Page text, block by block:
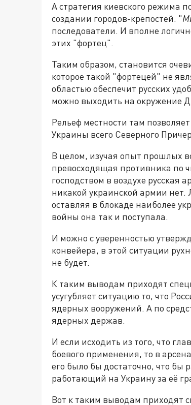
А стратегия киевского режима
создании городов-крепостей. "
последователи. И вполне
этих "фортец".
Таким образом, становится
которое такой "фортецей" не
областью обеспечит русских
можно выходить на окружение
Рельеф местности там
Украины всего Северного
В целом, изучая опыт прошлых
превосходящая противника по
господством в воздухе русская
никакой украинской армии
оставляя в блокаде наиболее
войны она так и поступала.
И можно с уверенностью
конвейера, в этой ситуации
не будет.
К таким выводам приходят
усугубляет ситуацию то, что
ядерных вооружений. А по
ядерных держав.
И если исходить из того, что
боевого применения, то в
его было бы достаточно, что
работающий на Украину за её
Вот к таким выводам приходят